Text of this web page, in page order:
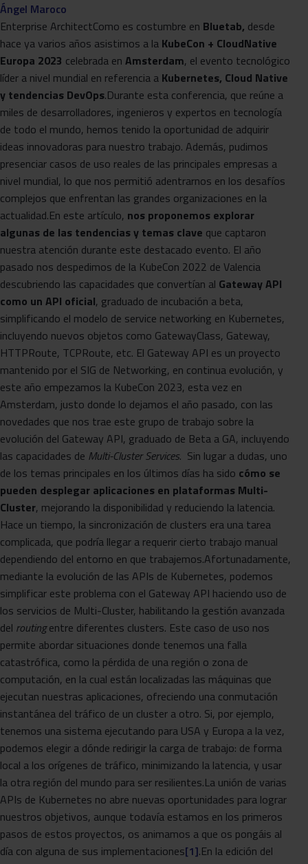
Ángel Maroco
Enterprise ArchitectComo es costumbre en Bluetab, desde
hace ya varios años asistimos a la KubeCon + CloudNative
Europa 2023 celebrada en Amsterdam, el evento tecnológico
líder a nivel mundial en referencia a Kubernetes, Cloud Native
y tendencias DevOps.Durante esta conferencia, que reúne a
miles de desarrolladores, ingenieros y expertos en tecnología
de todo el mundo, hemos tenido la oportunidad de adquirir
ideas innovadoras para nuestro trabajo. Además, pudimos
presenciar casos de uso reales de las principales empresas a
nivel mundial, lo que nos permitió adentrarnos en los desafíos
complejos que enfrentan las grandes organizaciones en la
actualidad.En este artículo, nos proponemos explorar
algunas de las tendencias y temas clave que captaron
nuestra atención durante este destacado evento. El año
pasado nos despedimos de la KubeCon 2022 de Valencia
descubriendo las capacidades que convertían al Gateway API
como un API oficial, graduado de incubación a beta,
simplificando el modelo de service networking en Kubernetes,
incluyendo nuevos objetos como GatewayClass, Gateway,
HTTPRoute, TCPRoute, etc. El Gateway API es un proyecto
mantenido por el SIG de Networking, en continua evolución, y
este año empezamos la KubeCon 2023, esta vez en
Amsterdam, justo donde lo dejamos el año pasado, con las
novedades que nos trae este grupo de trabajo sobre la
evolución del Gateway API, graduado de Beta a GA, incluyendo
las capacidades de Multi-Cluster Services. Sin lugar a dudas, uno
de los temas principales en los últimos días ha sido cómo se
pueden desplegar aplicaciones en plataformas Multi-
Cluster, mejorando la disponibilidad y reduciendo la latencia.
Hace un tiempo, la sincronización de clusters era una tarea
complicada, que podría llegar a requerir cierto trabajo manual
dependiendo del entorno en que trabajemos.Afortunadamente,
mediante la evolución de las APIs de Kubernetes, podemos
simplificar este problema con el Gateway API haciendo uso de
los servicios de Multi-Cluster, habilitando la gestión avanzada
del routingentre diferentes clusters. Este caso de uso nos
permite abordar situaciones donde tenemos una falla
catastrófica, como la pérdida de una región o zona de
computación, en la cual están localizadas las máquinas que
ejecutan nuestras aplicaciones, ofreciendo una conmutación
instantánea del tráfico de un cluster a otro. Si, por ejemplo,
tenemos una sistema ejecutando para USA y Europa a la vez,
podemos elegir a dónde redirigir la carga de trabajo: de forma
local a los orígenes de tráfico, minimizando la latencia, y usar
la otra región del mundo para ser resilientes.La unión de varias
APIs de Kubernetes no abre nuevas oportunidades para lograr
nuestros objetivos, aunque todavía estamos en los primeros
pasos de estos proyectos, os animamos a que os pongáis al
día con alguna de sus implementaciones[1].En la edición del